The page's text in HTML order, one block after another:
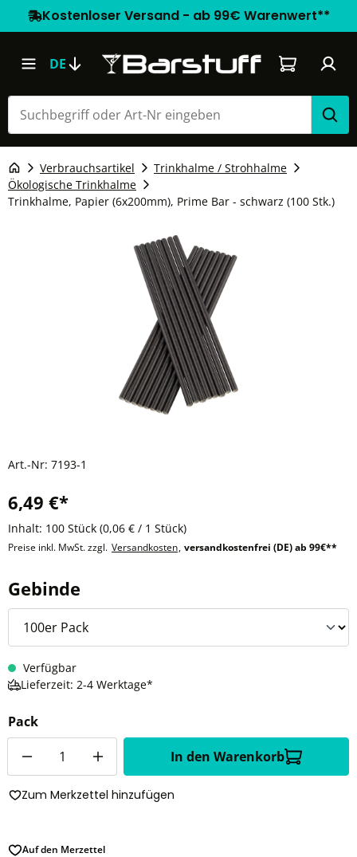
Kostenloser Versand - ab 99€ Warenwert**
DE Warenkorb
Verbrauchsartikel
Trinkhalme / Strohhalme
Ökologische Trinkhalme
Trinkhalme, Papier (6x200mm), Prime Bar - schwarz (100 Stk.)
Art.-Nr: 7193-1
6,49 €*
Inhalt: 100 Stück (0,06 € / 1 Stück)
Preise inkl. MwSt. zzgl. Versandkosten, versandkostenfrei (DE) ab 99€**
Gebinde
Verfügbar
Lieferzeit: 2-4 Werktage*
Pack
In den Warenkorb
Zum Merkzettel hinzufügen
Auf den Merzettel